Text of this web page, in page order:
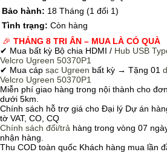
Bảo hành: 18 Tháng (1 đổi 1)
Tình trạng: Còn hàng
🎉 THÁNG 8 TRI ÂN – MUA LÀ CÓ QUÀ
✔ Mua bất kỳ Bộ chia HDMI / Hub USB
Velcro Ugreen 50370P1
✔ Mua cáp sạc Ugreen bất kỳ → Tặng 01
Velcro Ugreen 50370P1
Miễn phí giao hàng trong nội thành cho
dưới 5km.
Chính sách hỗ trợ giá cho Đại lý Dự án
tờ VAT, CO, CQ
Chính sách đổi/trả hàng trong vòng 07
nhận hàng.
Thu COD toàn quốc Khách hàng mua lần